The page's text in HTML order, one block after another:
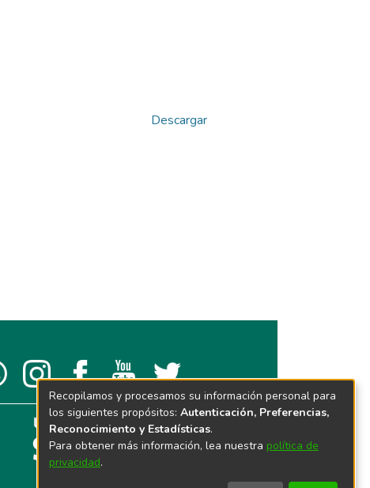
Descargar
Recopilamos y procesamos su información personal para
los siguientes propósitos: Autenticación, Preferencias,
Reconocimiento y Estadísticas.
Para obtener más información, lea nuestra política de
privacidad.